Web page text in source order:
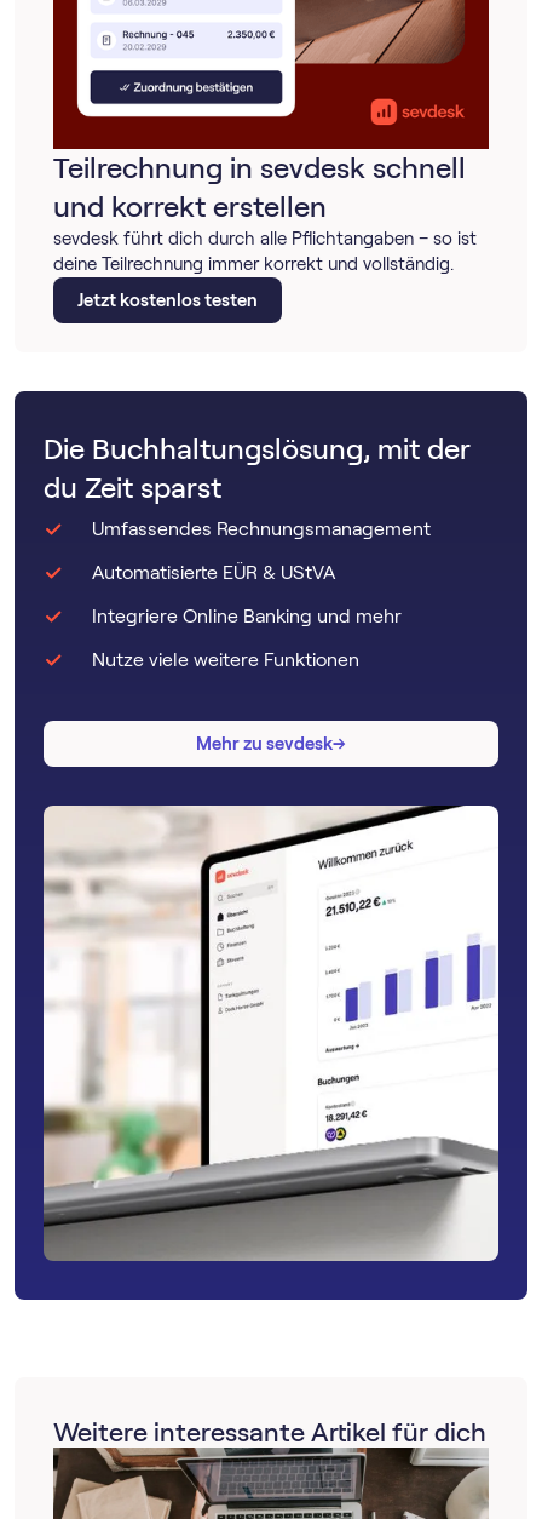
Teilrechnung in sevdesk schnell
und korrekt erstellen
sevdesk führt dich durch alle Pflichtangaben – so ist
deine Teilrechnung immer korrekt und vollständig.
Jetzt kostenlos testen
Die Buchhaltungslösung, mit der
du Zeit sparst
Umfassendes Rechnungsmanagement
Automatisierte EÜR & UStVA
Integriere Online Banking und mehr
Nutze viele weitere Funktionen
Mehr zu sevdesk→
→
Weitere interessante Artikel für dich